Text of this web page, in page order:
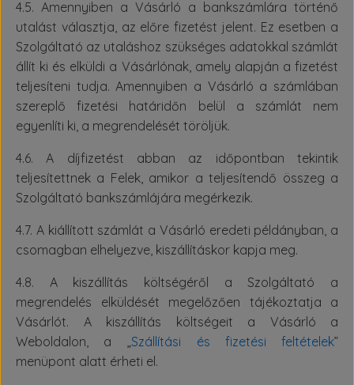
4.5. Amennyiben a Vásárló a bankszámlára történő
utalást választja, az előre fizetést jelent. Ez esetben a
Szolgáltató az utaláshoz szükséges adatokkal számlát
állít ki és elküldi a Vásárlónak, amely alapján a fizetést
teljesíteni tudja. Amennyiben a Vásárló a számlában
szereplő fizetési határidőn belül a számlát nem
egyenlíti ki, a megrendelését töröljük.
4.6. A díjfizetést abban az időpontban tekintik
teljesítettnek a Felek, amikor a teljesítendő összeg a
Szolgáltató bankszámlájára megérkezik.
4.7. A kiállított számlát a Vásárló eredeti példányban, a
csomagban elhelyezve, kiszállításkor kapja meg.
4.8. A kiszállítás költségéről a Szolgáltató a
megrendelés elküldését megelőzően tájékoztatja a
Vásárlót. A kiszállítás költségeit a Vásárló a
Weboldalon, a „Szállítási és fizetési feltételek”
menüpont alatt érheti el.